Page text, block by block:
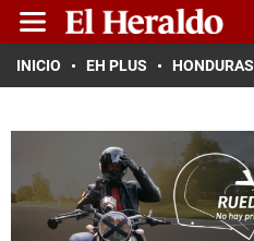
INICIO EH PLUS HONDURAS